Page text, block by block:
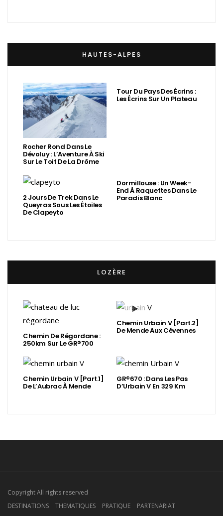
HAUTES-ALPES
Rocher Rond Dans Le
Dévoluy : L’Aventure À Ski
Sur Le Toit De La Drôme
Tour Du Pays Des Écrins :
Les Écrins Sur Un Plateau
2 Jours De Trek Dans Le
Queyras Sous Les Étoiles
De Clapeyto
Dormillouse : Un Week-
End À Raquettes Dans Le
Paradis Blanc
LOZÈRE
Chemin De Régordane :
250km Sur Le GR®700
Chemin Urbain V [Part.2]
De Mende Aux Cévennes
Chemin Urbain V [Part.1]
De L’Aubrac À Mende
GR®670 : Dans Les Pas
D’Urbain V En 329 Km
Copyright All rights reserved
DESTINATIONS
THEMATIQUES PRATIQUE PARTENARIAT